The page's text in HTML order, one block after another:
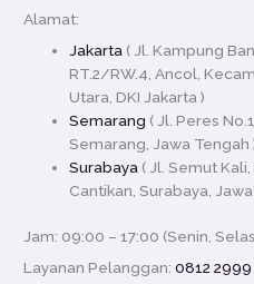
Alamat:
Jakarta ( Jl. Kampung
RT.2/RW.4, Ancol,
Utara, DKI Jakarta )
Semarang ( Jl. Peres
Semarang, Jawa Tengah
Surabaya ( Jl. Semut
Cantikan, Surabaya,
Jam: 09:00 – 17:00 (Senin,
Layanan Pelanggan:0812